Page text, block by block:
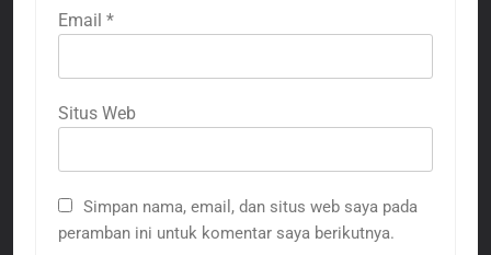
Email *
Situs Web
Simpan nama, email, dan situs web saya pada
peramban ini untuk komentar saya berikutnya.